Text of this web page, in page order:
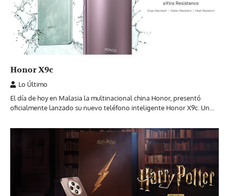
Honor X9c
Lo Último
El día de hoy en Malasia la multinacional china Honor, presentó
oficialmente lanzado su nuevo teléfono inteligente Honor X9c. Un…